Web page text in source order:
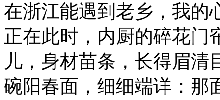
在浙江能遇到老乡，我的
正在此时，内厨的碎花门
儿，身材苗条，长得眉清
碗阳春面，细细端详：那